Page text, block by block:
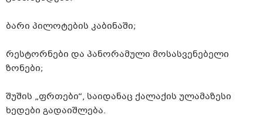
ბარი პილოტების კაბინაში;
რესტორნები და პანორამული მოსასვენებელი
ზონები;
შუშის „ფრთები“, საიდანაც ქალაქის ულამაზესი
ხედები გადაიშლება.